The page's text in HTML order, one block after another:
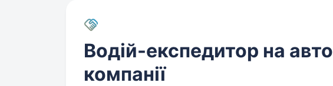
Водій-експедитор на авто
компанії